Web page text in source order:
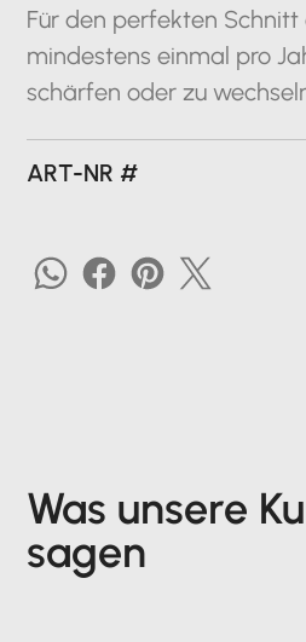
Für den perfekten
mindestens einmal pro
schärfen oder zu
ART-NR #
Was unsere
sagen